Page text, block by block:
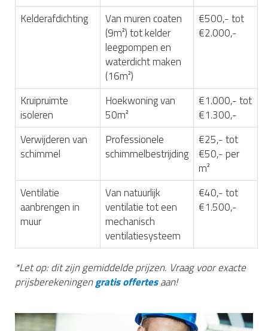
Kelderafdichting
Van muren coaten
(9m²) tot kelder
leegpompen en
waterdicht maken
(16m²)
€500,- tot
€2.000,-
Kruipruimte
isoleren
Hoekwoning van
50m²
€1.000,- tot
€1.300,-
Verwijderen van
schimmel
Professionele
schimmelbestrijding
€25,- tot
€50,- per
m²
Ventilatie
aanbrengen in
muur
Van natuurlijk
ventilatie tot een
mechanisch
ventilatiesysteem
€40,- tot
€1.500,-
*Let op: dit zijn gemiddelde prijzen. Vraag voor exacte
prijsberekeningengratis offertesaan!